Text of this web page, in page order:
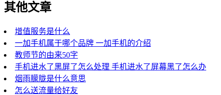
其他文章
增值服务是什么
一加手机属于哪个品牌 一加手机的介绍
教师节的由来50字
手机进水了黑屏了怎么处理 手机进水了屏幕黑了怎么办
烟雨朦胧是什么意思
怎么送流量给好友